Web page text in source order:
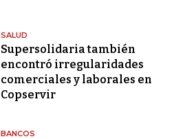
SALUD
Supersolidaria también
encontró irregularidades
comerciales y laborales en
Copservir
BANCOS